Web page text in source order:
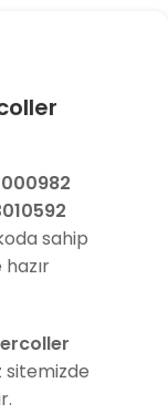
sahip